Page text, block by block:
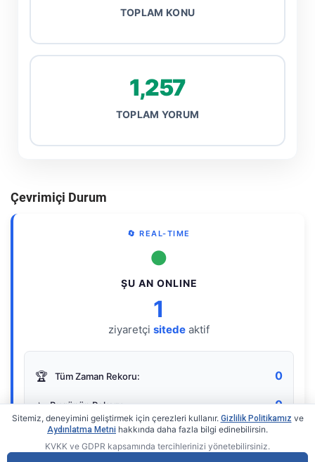
TOPLAM KONU
1,257
TOPLAM YORUM
Çevrimiçi Durum
🔄 REAL-TIME
●
ŞU AN ONLINE
1
ziyaretçi sitede aktif
🏆 Tüm Zaman Rekoru: 0
⭐ Bugünün Rekoru: 0
Sitemiz, deneyimini geliştirmek için çerezleri kullanır. Gizlilik Politikamız ve
Aydınlatma Metni hakkında daha fazla bilgi edinebilirsin.
KVKK ve GDPR kapsamında tercihlerinizi yönetebilirsiniz.